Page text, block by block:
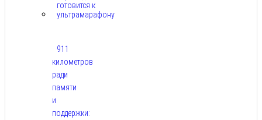
911
километров
ради
памяти
и
поддержки: